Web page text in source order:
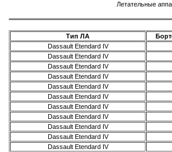
Летательные
Тип ЛА
Dassault Etendard IV
Dassault Etendard IV
Dassault Etendard IV
Dassault Etendard IV
Dassault Etendard IV
Dassault Etendard IV
Dassault Etendard IV
Dassault Etendard IV
Dassault Etendard IV
Dassault Etendard IV
Dassault Etendard IV